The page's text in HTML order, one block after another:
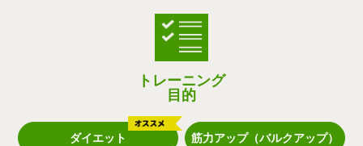
トレーニング
目的
ダイエット 筋力アップ（バルクアップ）